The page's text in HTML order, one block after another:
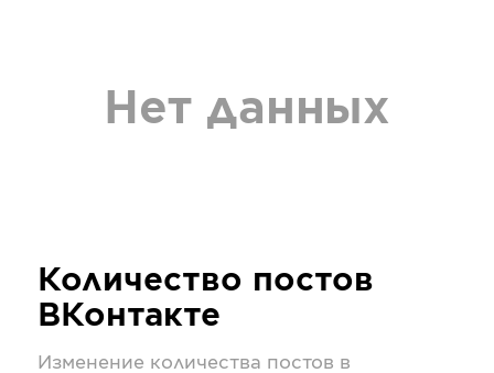
Нет данных
Количество постов
ВКонтакте
Изменение количества постов в